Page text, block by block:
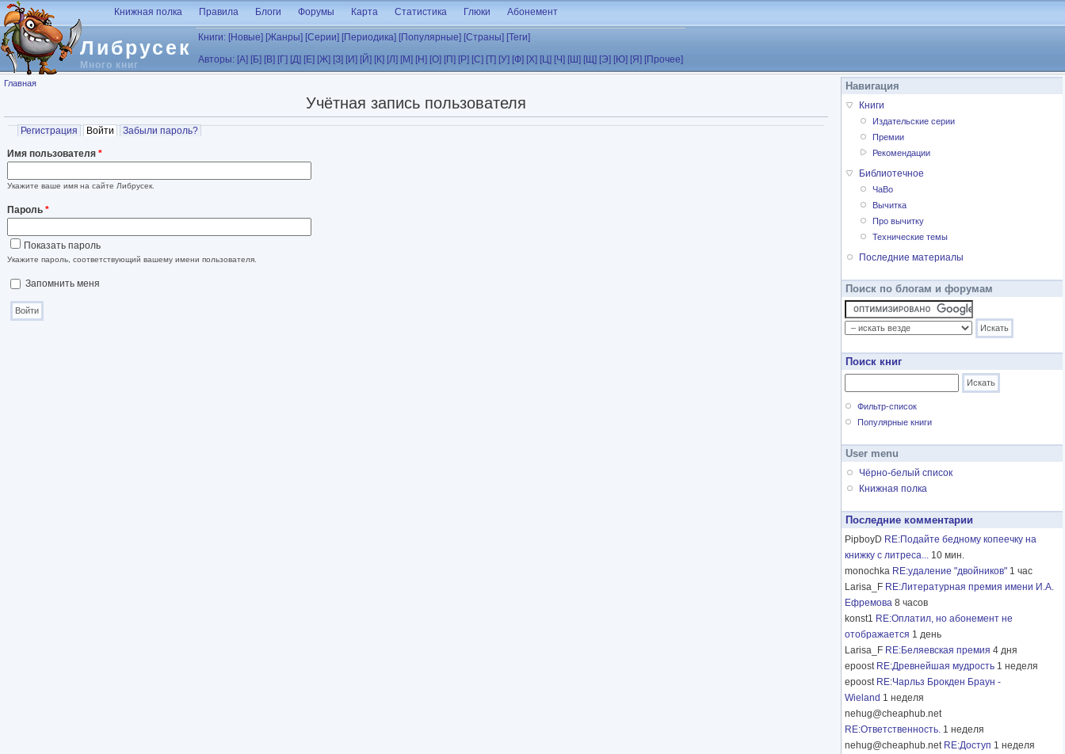
Перейти к основному содержанию
Либрусек
Много книг
Книжная полка Правила Блоги Форумы Карта Статистика Глюки Абонемент
Книги: [Новые] [Жанры] [Серии] [Периодика] [Популярные] [Страны] [Теги]
Авторы: [А] [Б] [В] [Г] [Д] [Е] [Ж] [З] [И] [Й] [К] [Л] [М] [Н] [О] [П] [Р] [С] [Т] [У] [Ф] [Х] [Ц] [Ч] [Ш] [Щ] [Э] [Ю] [Я] [Прочее]
Вы здесь
Главная
Учётная запись пользователя
Главные вкладки
Регистрация Войти (активная вкладка)
Забыли пароль?
Имя пользователя *
Укажите ваше имя на сайте Либрусек.
Пароль *
Показать пароль
Укажите пароль, соответствующий вашему имени пользователя.
Запомнить меня
Навигация
Книги
Издательские серии
Премии
Рекомендации
Библиотечное
ЧаВо
Вычитка
Про вычитку
Технические темы
Последние материалы
Поиск по блогам и форумам
Поиск книг
Фильтр-список
Популярные книги
User menu
Чёрно-белый список
Книжная полка
Последние комментарии
PipboyD RE:Подайте бедному копеечку на
книжку с литреса... 10 мин.
monochka RE:удаление "двойников" 1 час
Larisa_F RE:Литературная премия имени И.А.
Ефремова 8 часов
konst1 RE:Оплатил, но абонемент не
отображается 1 день
Larisa_F RE:Беляевская премия 4 дня
epoost RE:Древнейшая мудрость 1 неделя
epoost RE:Чарльз Брокден Браун -
Wieland 1 неделя
nehug@cheaphub.net
RE:Ответственность. 1 неделя
nehug@cheaphub.net RE:Доступ 1 неделя